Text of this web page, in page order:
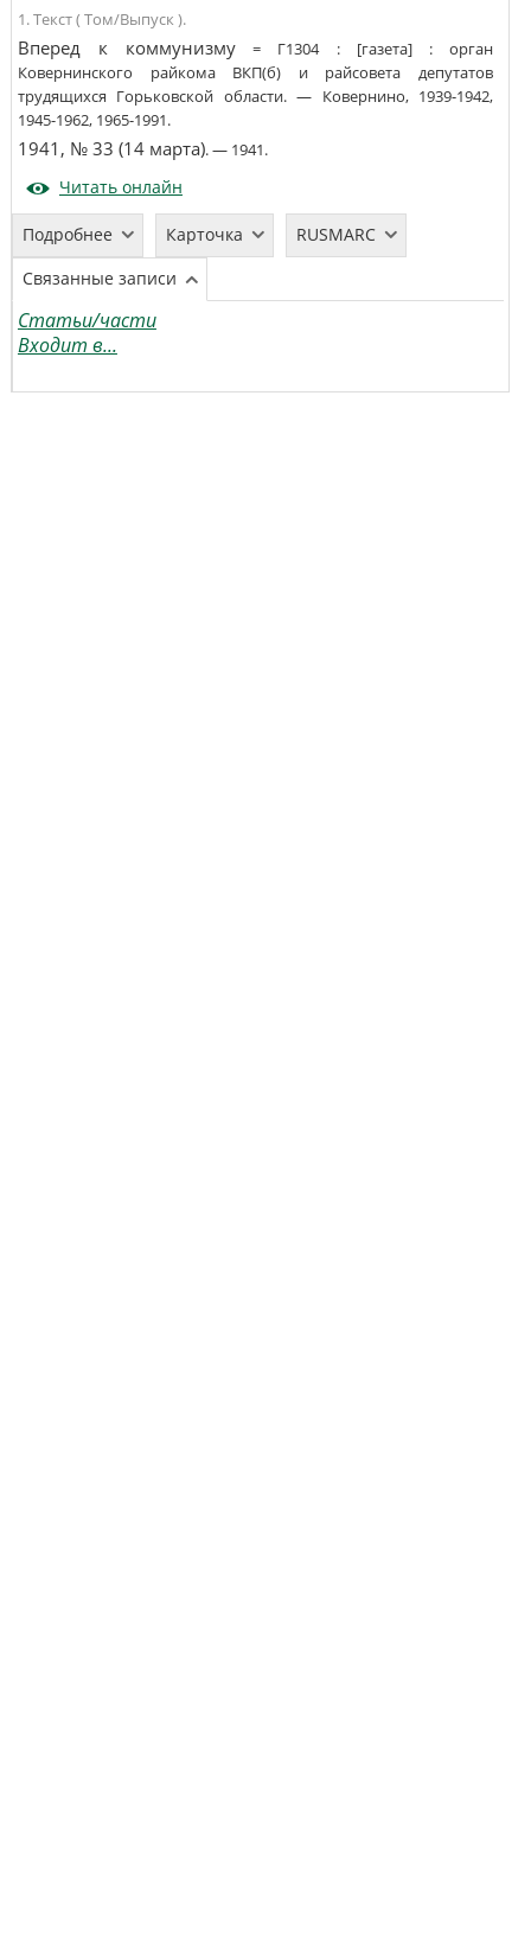
1. Текст ( Том/Выпуск ).
Вперед к коммунизму = Г1304 : [газета] :
орган
Ковернинского райкома ВКП(б) и райсовета депутатов
трудящихся Горьковской области. — Ковернино,1939-1942,
1945-1962, 1965-1991.
1941, № 33 (14 марта). —1941.
Читать онлайн
Подробнее Карточка
RUSMARC
Связанные записи
Статьи/части
Входит в...